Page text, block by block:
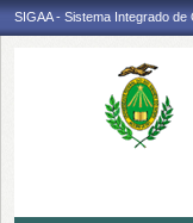
SIGAA - Sistema Integrado de